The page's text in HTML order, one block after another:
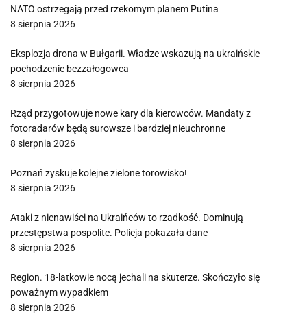
NATO ostrzegają przed rzekomym planem Putina
8 sierpnia 2026
Eksplozja drona w Bułgarii. Władze wskazują na ukraińskie
pochodzenie bezzałogowca
8 sierpnia 2026
Rząd przygotowuje nowe kary dla kierowców. Mandaty z
fotoradarów będą surowsze i bardziej nieuchronne
8 sierpnia 2026
Poznań zyskuje kolejne zielone torowisko!
8 sierpnia 2026
Ataki z nienawiści na Ukraińców to rzadkość. Dominują
przestępstwa pospolite. Policja pokazała dane
8 sierpnia 2026
Region. 18-latkowie nocą jechali na skuterze. Skończyło się
poważnym wypadkiem
8 sierpnia 2026